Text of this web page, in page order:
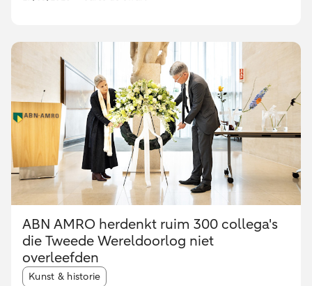
ABN AMRO herdenkt ruim 300 collega's
die Tweede Wereldoorlog niet
overleefden
Article tags:
Kunst & historie